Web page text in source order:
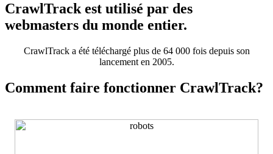
CrawlTrack est utilisé par des
webmasters du monde entier.
CrawlTrack a été téléchargé plus de 64 000 fois depuis son
lancement en 2005.
Comment faire fonctionner CrawlTrack?